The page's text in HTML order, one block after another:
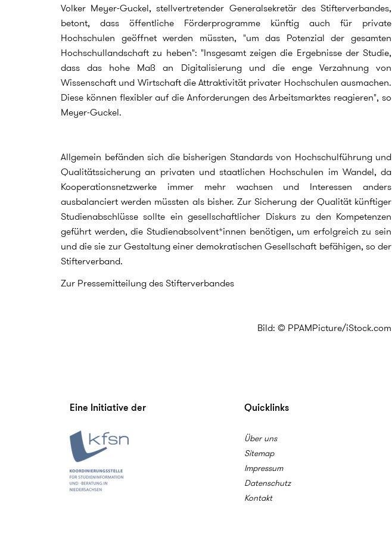
Volker Meyer-Guckel, stellvertretender Generalsekretär des Stifterverbandes,
betont, dass öffentliche Förderprogramme künftig auch für private
Hochschulen geöffnet werden müssten, "um das Potenzial der gesamten
Hochschullandschaft zu heben": "Insgesamt zeigen die Ergebnisse der Studie,
dass das hohe Maß an Digitalisierung und die enge Verzahnung von
Wissenschaft und Wirtschaft die Attraktivität privater Hochschulen ausmachen.
Diese können flexibler auf die Anforderungen des Arbeitsmarktes reagieren", so
Meyer-Guckel.
Allgemein befänden sich die bisherigen Standards von Hochschulführung und
Qualitätssicherung an privaten und staatlichen Hochschulen im Wandel, da
Kooperationsnetzwerke immer mehr wachsen und Interessen anders
ausbalanciert werden müssten als bisher. Zur Sicherung der Qualität künftiger
Studienabschlüsse sollte ein gesellschaftlicher Diskurs zu den Kompetenzen
geführt werden, die Studienabsolvent*innen benötigen, um erfolgreich zu sein
und die sie zur Gestaltung einer demokratischen Gesellschaft befähigen, so der
Stifterverband.
Zur Pressemitteilung des Stifterverbandes
Bild: © PPAMPicture/iStock.com
Eine Initiative der Quicklinks
Über uns
Sitemap
Impressum
Datenschutz
Kontakt